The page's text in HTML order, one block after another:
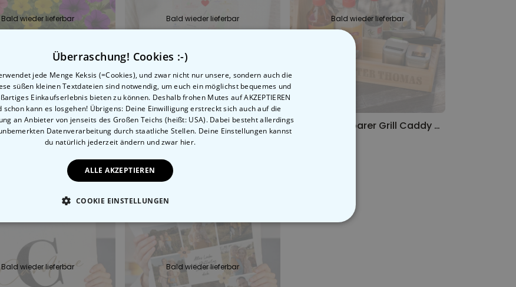
Bald wieder lieferbar
Personalisierbarer Blumenkasten mit Kranz und Text
Bald wieder lieferbar
Personalisierbarer Kissenbezug Wo alles Begann
19,99 €
Bald wieder lieferbar
Personalisierbarer Grill Caddy mit Text
Bald wieder lieferbar Bald wieder lieferbar
Überraschung! Cookies :-)
jede Menge Keksis (=Cookies), und zwar nicht nur unsere, sondern auch die
süßen kleinen Textdateien sind notwendig, um euch ein möglichst bequemes und
Einkaufserlebnis bieten zu können. Deshalb frohen Mutes auf AKZEPTIEREN
schon kann es losgehen! Übrigens: Deine Einwilligung erstreckt sich auch auf die
an Anbieter von jenseits des Großen Teichs (heißt: USA). Dabei besteht allerdings
Datenverarbeitung durch staatliche Stellen. Deine Einstellungen kannst
du natürlich jederzeit ändern und zwar hier.
ALLE AKZEPTIEREN
COOKIE EINSTELLUNGEN
MARKETING